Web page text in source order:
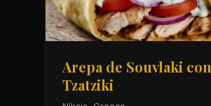
Arepa de Souvlaki con
Tzatziki